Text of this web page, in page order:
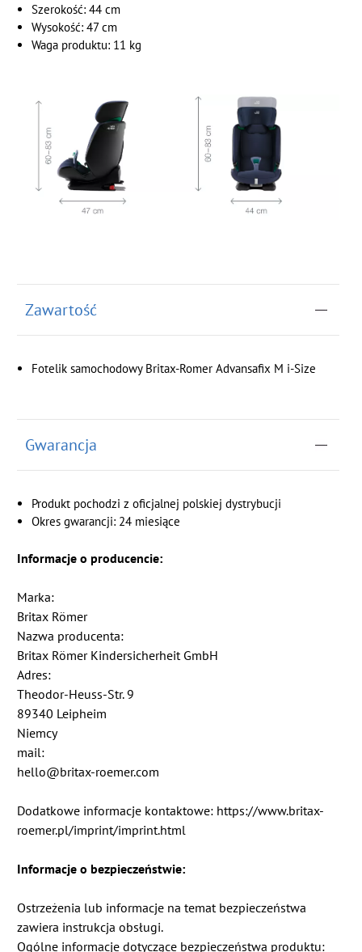
Szerokość: 44 cm
Wysokość: 47 cm
Waga produktu: 11 kg
Zawartość
Fotelik samochodowy Britax-Romer Advansafix M i-Size
Gwarancja
Produkt pochodzi z oficjalnej polskiej dystrybucji
Okres gwarancji: 24 miesiące
Informacje o producencie:
Marka:
Britax Römer
Nazwa producenta:
Britax Römer Kindersicherheit GmbH
Adres:
Theodor-Heuss-Str. 9
89340 Leipheim
Niemcy
mail:
hello@britax-roemer.com
Dodatkowe informacje kontaktowe: https://www.britax-
roemer.pl/imprint/imprint.html
Informacje o bezpieczeństwie:
Ostrzeżenia lub informacje na temat bezpieczeństwa
zawiera instrukcja obsługi.
Ogólne informacje dotyczące bezpieczeństwa produktu: